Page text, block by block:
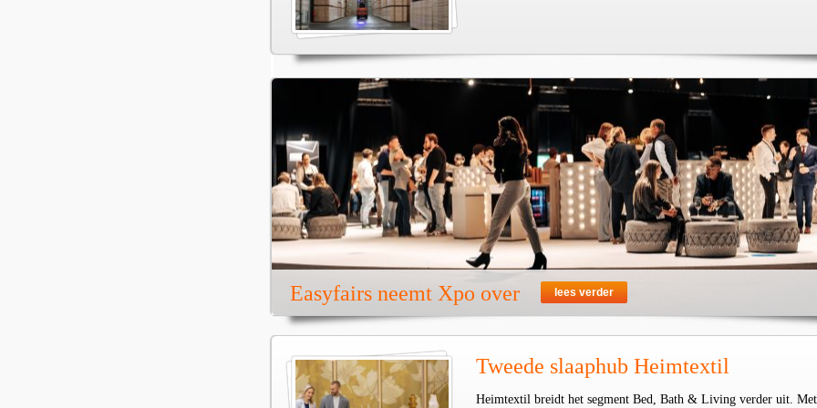
Easyfairs neemt Xpo over lees verder
Tweede slaaphub Heimtextil
Heimtextil breidt het segment Bed, Bath & Living verder uit.